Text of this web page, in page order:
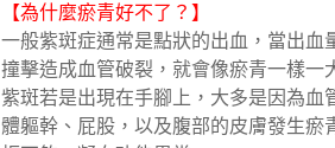
【為什麼瘀青好不了？】
一般紫斑症通常是點狀的出血，當出血
撞擊造成血管破裂，就會像瘀青一樣一
紫斑若是出現在手腳上，大多是因為血
體軀幹、屁股，以及腹部的皮膚發生瘀